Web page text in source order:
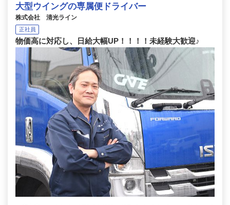
大型ウイングの専属便ドライバー
株式会社 清光ライン
正社員
物価高に対応し、日給大幅UP！！！！未経験大歓迎♪